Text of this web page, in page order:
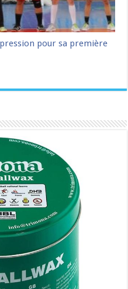
pour sa première